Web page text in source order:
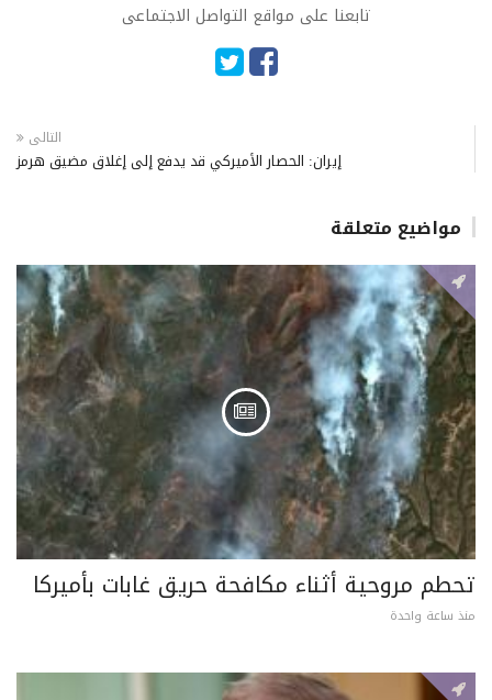
تابعنا على مواقع التواصل الاجتماعى
التالى
إيران: الحصار الأميركي قد يدفع إلى إغلاق مضيق هرمز
مواضيع متعلقة
تحطم مروحية أثناء مكافحة حريق غابات بأميركا
منذ ساعة واحدة